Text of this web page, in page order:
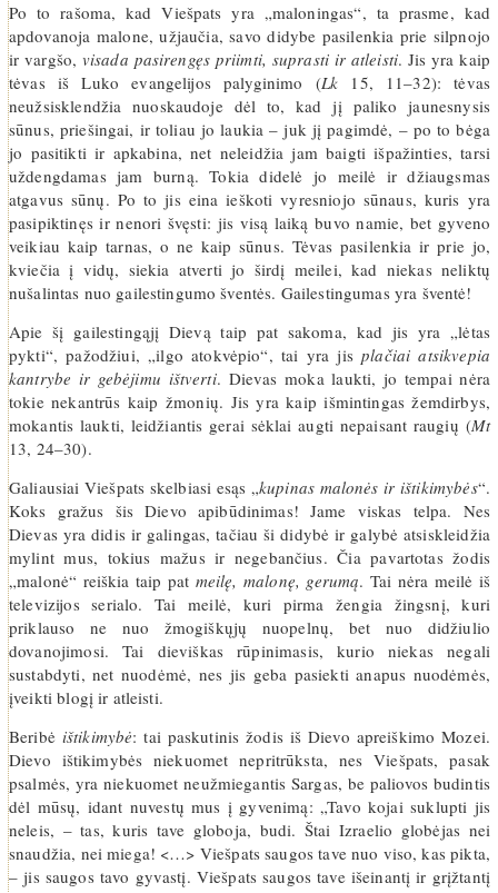
Po to rašoma, kad Viešpats yra „maloningas“, ta prasme, kad
apdovanoja malone, užjaučia, savo didybe pasilenkia prie silpnojo
ir vargšo, visada pasirengęs priimti, suprasti ir atleisti. Jis yra kaip
tėvas iš Luko evangelijos palyginimo (Lk 15, 11–32): tėvas
neužsisklendžia nuoskaudoje dėl to, kad jį paliko jaunesnysis
sūnus, priešingai, ir toliau jo laukia – juk jį pagimdė, – po to bėga
jo pasitikti ir apkabina, net neleidžia jam baigti išpažinties, tarsi
uždengdamas jam burną. Tokia didelė jo meilė ir džiaugsmas
atgavus sūnų. Po to jis eina ieškoti vyresniojo sūnaus, kuris yra
pasipiktinęs ir nenori švęsti: jis visą laiką buvo namie, bet gyveno
veikiau kaip tarnas, o ne kaip sūnus. Tėvas pasilenkia ir prie jo,
kviečia į vidų, siekia atverti jo širdį meilei, kad niekas neliktų
nušalintas nuo gailestingumo šventės. Gailestingumas yra šventė!
Apie šį gailestingąjį Dievą taip pat sakoma, kad jis yra „lėtas
pykti“, pažodžiui, „ilgo atokvėpio“, tai yra jisplačiai atsikvepia
kantrybe ir gebėjimu ištverti. Dievas moka laukti, jo tempai nėra
tokie nekantrūs kaip žmonių. Jis yra kaip išmintingas žemdirbys,
mokantis laukti, leidžiantis gerai sėklai augti nepaisant raugių (Mt
13, 24–30).
Galiausiai Viešpats skelbiasi esąs „kupinas malonės ir ištikimybės“.
Koks gražus šis Dievo apibūdinimas! Jame viskas telpa. Nes
Dievas yra didis ir galingas, tačiau ši didybė ir galybė atsiskleidžia
mylint mus, tokius mažus ir negebančius. Čia pavartotas žodis
„malonė“ reiškia taip pat meilę, malonę, gerumą. Tai nėra meilė iš
televizijos serialo. Tai meilė, kuri pirma žengia žingsnį, kuri
priklauso ne nuo žmogiškųjų nuopelnų, bet nuo didžiulio
dovanojimosi. Tai dieviškas rūpinimasis, kurio niekas negali
sustabdyti, net nuodėmė, nes jis geba pasiekti anapus nuodėmės,
įveikti blogį ir atleisti.
Beribė ištikimybė: tai paskutinis žodis iš Dievo apreiškimo Mozei.
Dievo ištikimybės niekuomet nepritrūksta, nes Viešpats, pasak
psalmės, yra niekuomet neužmiegantis Sargas, be paliovos budintis
dėl mūsų, idant nuvestų mus į gyvenimą: „Tavo kojai suklupti jis
neleis, – tas, kuris tave globoja, budi. Štai Izraelio globėjas nei
snaudžia, nei miega! <…> Viešpats saugos tave nuo viso, kas pikta,
– jis saugos tavo gyvastį. Viešpats saugos tave išeinantį ir grįžtantį